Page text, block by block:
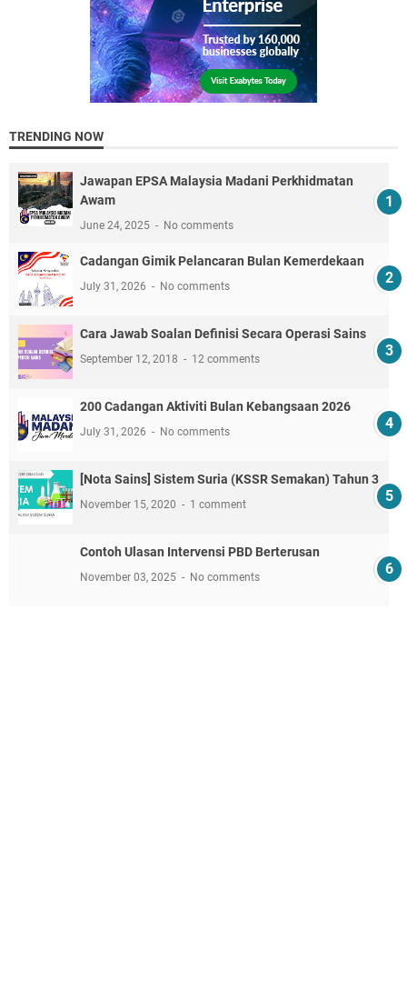
TRENDING NOW
Jawapan EPSA Malaysia Madani Perkhidmatan
Awam
June 24, 2025 No comments
Cadangan Gimik Pelancaran Bulan Kemerdekaan
July 31, 2026 No comments
Cara Jawab Soalan Definisi Secara Operasi Sains
September 12, 2018 12 comments
200 Cadangan Aktiviti Bulan Kebangsaan 2026
July 31, 2026 No comments
[Nota Sains] Sistem Suria (KSSR Semakan) Tahun 3
November 15, 2020 1 comment
Contoh Ulasan Intervensi PBD Berterusan
November 03, 2025 No comments